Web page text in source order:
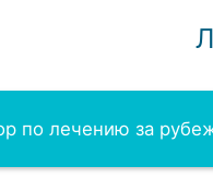
по лечению за